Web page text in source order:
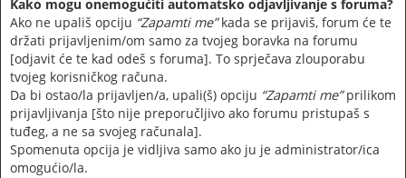
Kako mogu onemogućiti automatsko odjavljivanje s foruma?
Ako ne upališ opciju “Zapamti me”kada se prijaviš, forum će te
držati prijavljenim/om samo za tvojeg boravka na forumu
[odjavit će te kad odeš s foruma]. To sprječava zlouporabu
tvojeg korisničkog računa.
Da bi ostao/la prijavljen/a, upali(š) opciju “Zapamti me”prilikom
prijavljivanja [što nije preporučljivo ako forumu pristupaš s
tuđeg, a ne sa svojeg računala].
Spomenuta opcija je vidljiva samo ako ju je administrator/ica
omogućio/la.